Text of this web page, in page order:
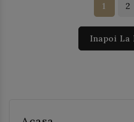
1 2
Inapoi La